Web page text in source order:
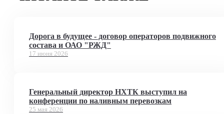
Дорога в будущее - договор операторов подвижного
состава и ОАО "РЖД"
17 июня 2026
Генеральный директор НХТК выступил на
конференции по наливным перевозкам
25 мая 2026